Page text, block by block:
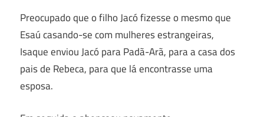
Preocupado que o filho Jacó fizesse o mesmo que
Esaú casando-se com mulheres estrangeiras,
Isaque enviou Jacó para Padã-Arã, para a casa dos
pais de Rebeca, para que lá encontrasse uma
esposa.